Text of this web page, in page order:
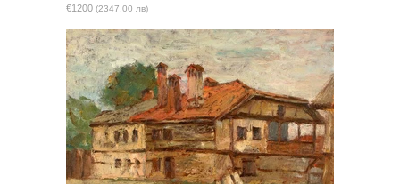
€1200 (2347,00 лв)